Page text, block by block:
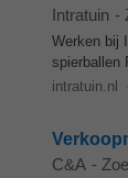
Intratuin -
Werken bij
spierballen
intratuin.nl
C&A -